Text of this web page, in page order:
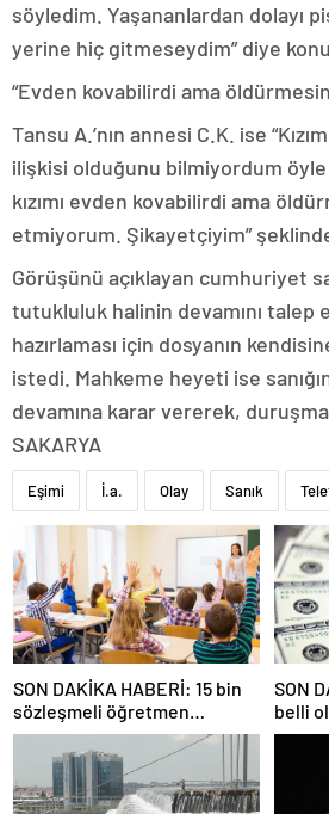
söyledim. Yaşananlardan dolayı
yerine hiç gitmeseydim” diye
“Evden kovabilirdi ama
Tansu A.’nın annesi C.K. ise
ilişkisi olduğunu bilmiyordum öyle
kızımı evden kovabilirdi ama
etmiyorum. Şikayetçiyim”
Görüşünü açıklayan cumhuriyet
tutukluluk halinin devamını talep
hazırlaması için dosyanın
istedi. Mahkeme heyeti ise
devamına karar vererek,
SAKARYA
Eşimi İ.a. Olay Sanık
SON DAKİKA HABERİ: 15 bin
sözleşmeli öğretmen
atamasında sözlü sınava hak
kazanan adaylar açıklandı
SON
belli